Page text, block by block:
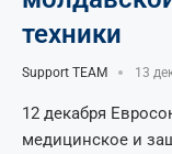
техники
Support TEAM 13
12 декабря
медицинское и